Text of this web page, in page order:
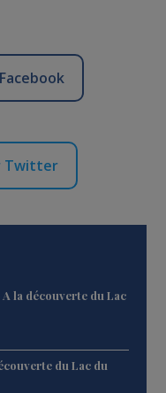
Twitter
la découverte du Lac
du Lac du